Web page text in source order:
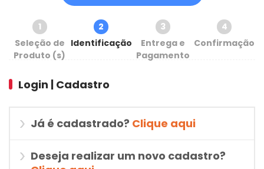
1
Seleção de
Produto (s)
2
Identificação
3
Entrega e
Pagamento
4
Confirmação
Login | Cadastro
Já é cadastrado? Clique aqui
Deseja realizar um novo cadastro?